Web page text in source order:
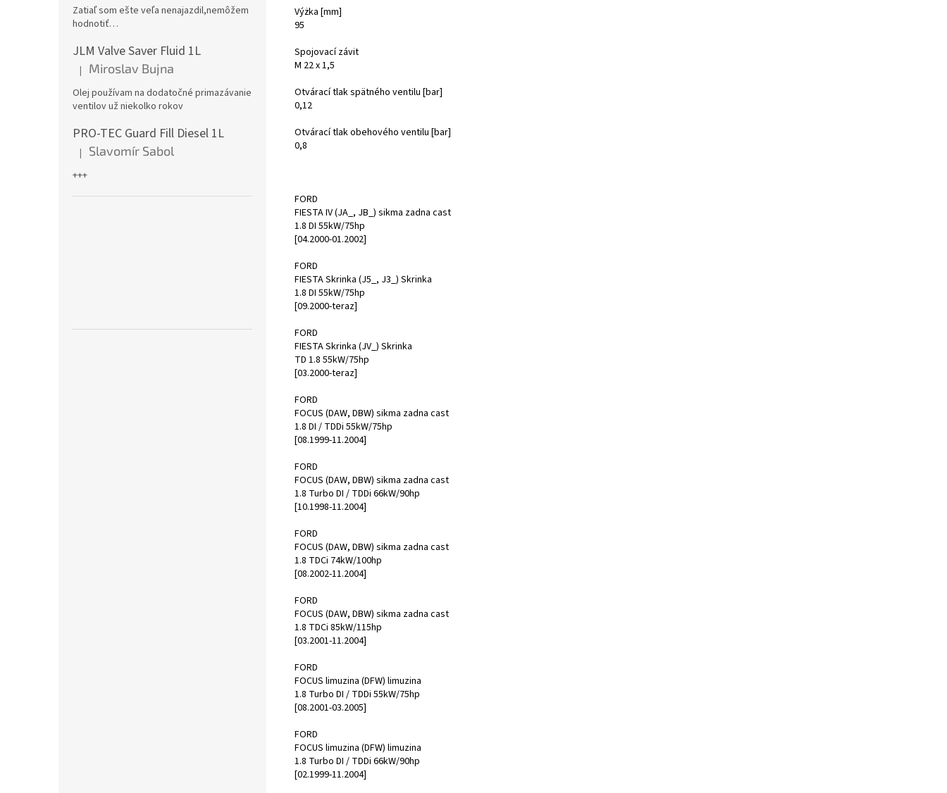
Zatiaľ som ešte veľa nenajazdil,nemôžem
hodnotiť…
JLM Valve Saver Fluid 1L
Hodnotenie produktu je 5 z 5 hviezdičiek.
| Miroslav Bujna
Olej používam na dodatočné primazávanie
ventilov už niekolko rokov
PRO-TEC Guard Fill Diesel 1L
Hodnotenie produktu je 5 z 5 hviezdičiek.
| Slavomír Sabol
+++
Výżka [mm]
95
Spojovací závit
M 22 x 1,5
Otvárací tlak spätného ventilu [bar]
0,12
Otvárací tlak obehového ventilu [bar]
0,8
FORD
FIESTA IV (JA_, JB_) sikma zadna cast
1.8 DI 55kW/75hp
[04.2000-01.2002]
FORD
FIESTA Skrinka (J5_, J3_) Skrinka
1.8 DI 55kW/75hp
[09.2000-teraz]
FORD
FIESTA Skrinka (JV_) Skrinka
TD 1.8 55kW/75hp
[03.2000-teraz]
FORD
FOCUS (DAW, DBW) sikma zadna cast
1.8 DI / TDDi 55kW/75hp
[08.1999-11.2004]
FORD
FOCUS (DAW, DBW) sikma zadna cast
1.8 Turbo DI / TDDi 66kW/90hp
[10.1998-11.2004]
FORD
FOCUS (DAW, DBW) sikma zadna cast
1.8 TDCi 74kW/100hp
[08.2002-11.2004]
FORD
FOCUS (DAW, DBW) sikma zadna cast
1.8 TDCi 85kW/115hp
[03.2001-11.2004]
FORD
FOCUS limuzina (DFW) limuzina
1.8 Turbo DI / TDDi 55kW/75hp
[08.2001-03.2005]
FORD
FOCUS limuzina (DFW) limuzina
1.8 Turbo DI / TDDi 66kW/90hp
[02.1999-11.2004]